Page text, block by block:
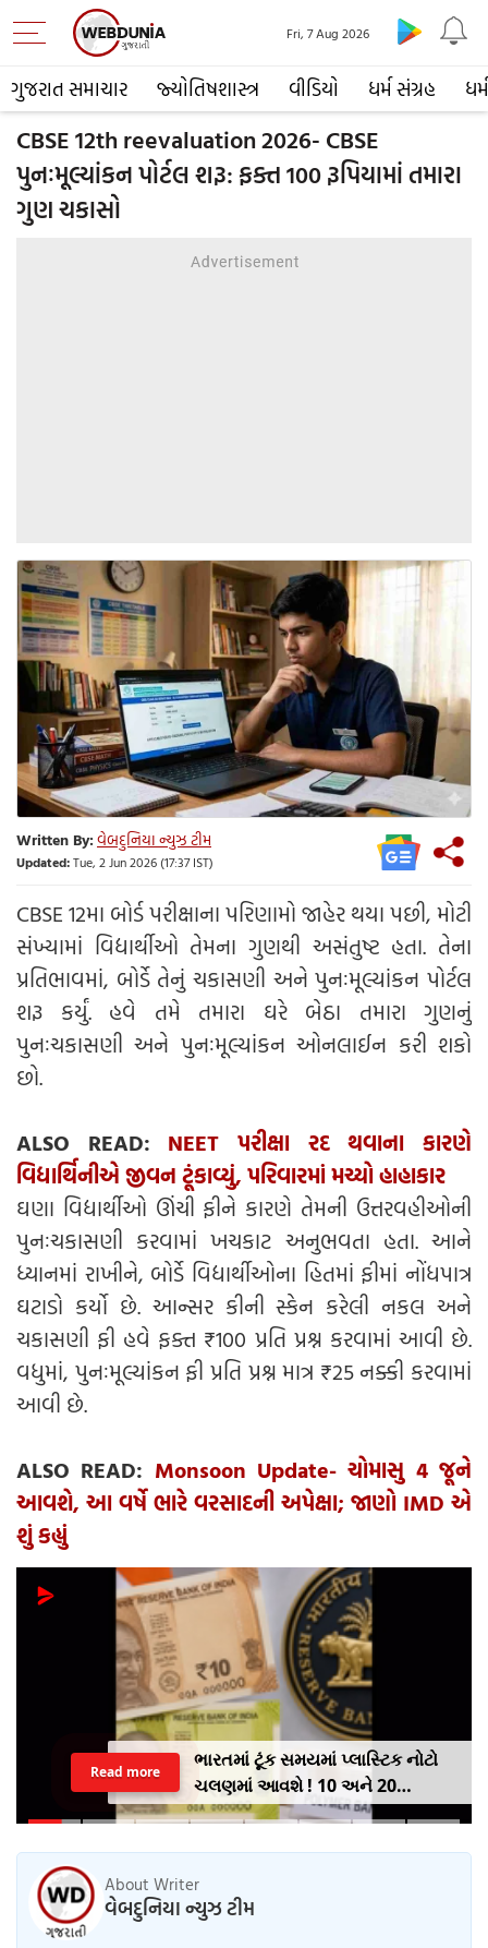
ગુજરાત સમાચાર જ્યોતિષશાસ્ત્ર વીડિયો ધર્મ સંગ્રહ ધર્મ
Fri, 7 Aug 2026
CBSE 12th reevaluation 2026- CBSE
પુનઃમૂલ્યાંકન પોર્ટલ શરૂ: ફક્ત 100 રૂપિયામાં તમારા
ગુણ ચકાસો
Written By:વેબદુનિયા ન્યુઝ ટીમ
Updated:Tue, 2 Jun 2026 (17:37 IST)
CBSE 12મા બોર્ડ પરીક્ષાના પરિણામો જાહેર થયા પછી, મોટી
સંખ્યામાં વિદ્યાર્થીઓ તેમના ગુણથી અસંતુષ્ટ હતા. તેના
પ્રતિભાવમાં, બોર્ડે તેનું ચકાસણી અને પુનઃમૂલ્યાંકન પોર્ટલ
શરૂ કર્યું. હવે તમે તમારા ઘરે બેઠા તમારા ગુણનું
પુનઃચકાસણી અને પુનઃમૂલ્યાંકન ઓનલાઈન કરી શકો
છો.
ALSO READ: NEET પરીક્ષા રદ થવાના કારણે
વિદ્યાર્થિનીએ જીવન ટૂંકાવ્યું, પરિવારમાં મચ્યો હાહાકાર
ઘણા વિદ્યાર્થીઓ ઊંચી ફીને કારણે તેમની ઉત્તરવહીઓની
પુનઃચકાસણી કરવામાં ખચકાટ અનુભવતા હતા. આને
ધ્યાનમાં રાખીને, બોર્ડે વિદ્યાર્થીઓના હિતમાં ફીમાં નોંધપાત્ર
ઘટાડો કર્યો છે. આન્સર કીની સ્કેન કરેલી નકલ અને
ચકાસણી ફી હવે ફક્ત ₹100 પ્રતિ પ્રશ્ન કરવામાં આવી છે.
વધુમાં, પુનઃમૂલ્યાંકન ફી પ્રતિ પ્રશ્ન માત્ર ₹25 નક્કી કરવામાં
આવી છે.
ALSO READ: Monsoon Update- ચોમાસુ 4 જૂને
આવશે, આ વર્ષે ભારે વરસાદની અપેક્ષા; જાણો IMD એ
શું કહ્યું
ભારતમાં ટૂંક સમયમાં પ્લાસ્ટિક નોટો
ચલણમાં આવશે ! 10 અને 20
રૂપિયાની નોટથી થશે શરૂઆત,
Read more
About Writer
વેબદુનિયા ન્યુઝ ટીમ